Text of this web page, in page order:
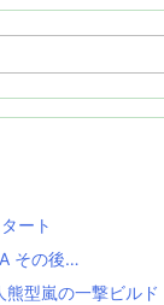
ート
その後…
型嵐の一撃ビルド